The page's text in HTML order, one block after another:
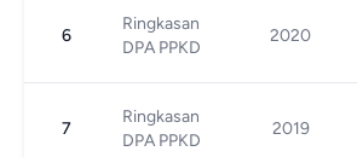
6
Ringkasan
DPA PPKD
2020
7
Ringkasan
DPA PPKD
2019